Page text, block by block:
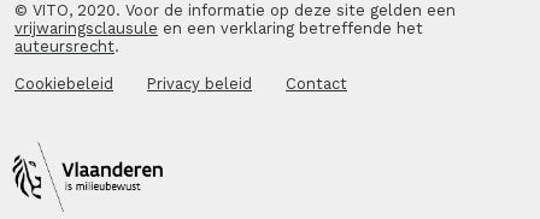
© VITO, 2020. Voor de informatie op deze site gelden een
vrijwaringsclausule en een verklaring betreffende het
auteursrecht.
Cookiebeleid Privacy beleid Contact